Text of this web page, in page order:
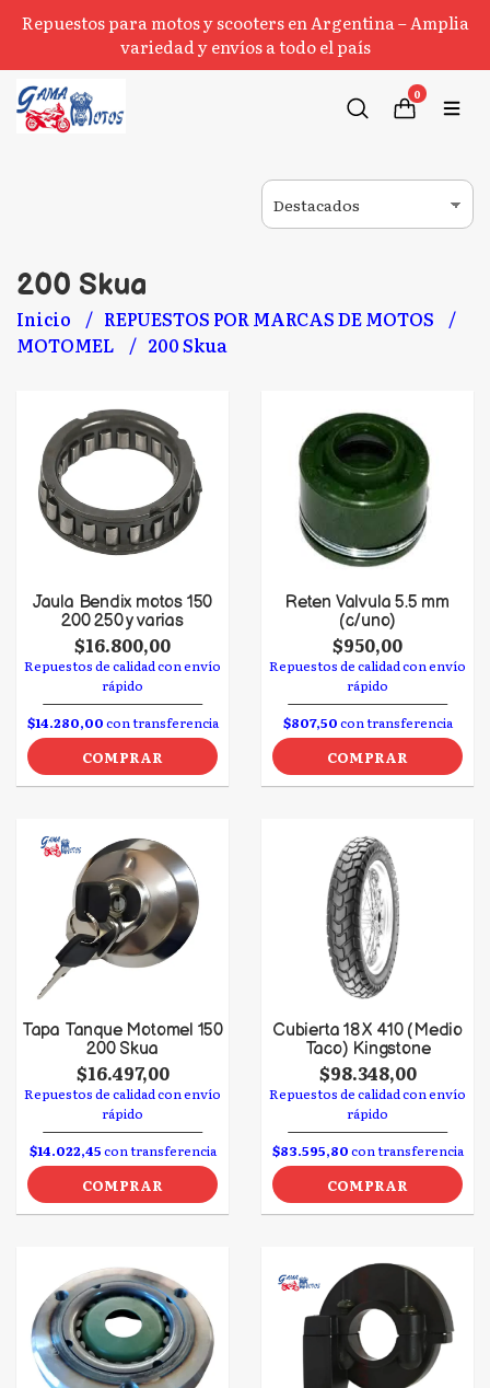
Repuestos para motos y scooters en Argentina – Amplia
variedad y envíos a todo el país
0
200 Skua
Inicio
REPUESTOS POR MARCAS DE MOTOS
MOTOMEL
200 Skua
Jaula Bendix motos 150
200 250 y varias
$16.800,00
Repuestos de calidad con envío
rápido
$14.280,00con transferencia
COMPRAR
Reten Valvula 5.5 mm
(c/uno)
$950,00
Repuestos de calidad con envío
rápido
$807,50con transferencia
COMPRAR
Tapa Tanque Motomel 150
200 Skua
$16.497,00
Repuestos de calidad con envío
rápido
$14.022,45con transferencia
COMPRAR
Cubierta 18 X 410 (Medio
Taco) Kingstone
$98.348,00
Repuestos de calidad con envío
rápido
$83.595,80con transferencia
COMPRAR